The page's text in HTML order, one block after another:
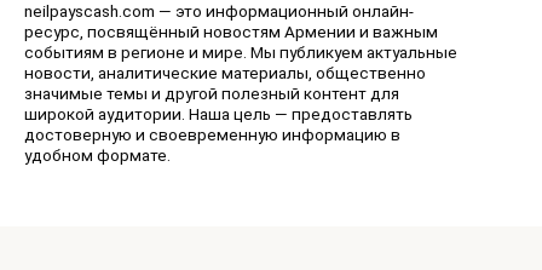
neilpayscash.com — это информационный онлайн-
ресурс, посвящённый новостям Армении и важным
событиям в регионе и мире. Мы публикуем актуальные
новости, аналитические материалы, общественно
значимые темы и другой полезный контент для
широкой аудитории. Наша цель — предоставлять
достоверную и своевременную информацию в
удобном формате.